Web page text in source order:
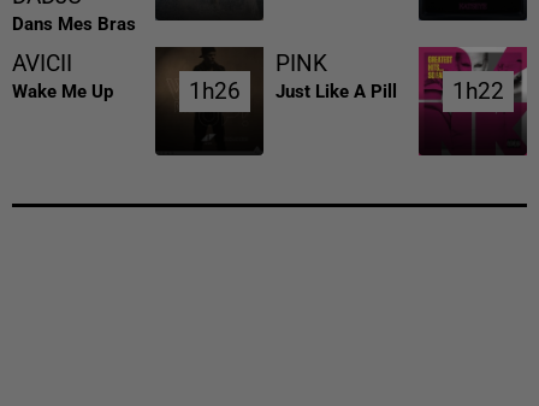
Dans Mes Bras
AVICII
Wake Me Up 1h26
1h26
PINK
Just Like A Pill 1h22
1h22